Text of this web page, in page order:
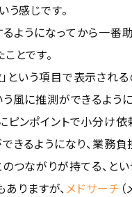
感じです。
るようになってから一
とです。
という項目で表示され
風に推測ができるように
ンポイントで小分け依
るようになり、業務負
つながりが持てる、とい
りますが、 メドサーチ